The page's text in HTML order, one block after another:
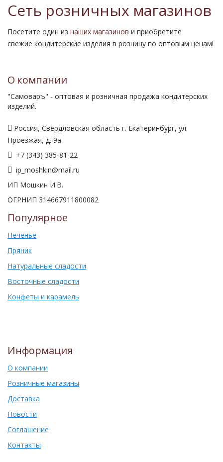
Сеть розничных магазинов
Посетите один из наших магазинов и приобретите
свежие кондитерские изделия в розницу по оптовым ценам!
О компании
"Самоваръ" - оптовая и розничная продажа кондитерских
изделий.
Россия, Свердловская область г. Екатеринбург, ул.
Проезжая, д. 9а
+7 (343) 385-81-22
ip_moshkin@mail.ru
ИП Мошкин И.В.
ОГРНИП 314667911800082
Популярное
Печенье
Пряник
Натуральные сладости
Восточные сладости
Конфеты и карамель
Информация
О компании
Розничные магазины
Доставка
Новости
Соглашение
Контакты